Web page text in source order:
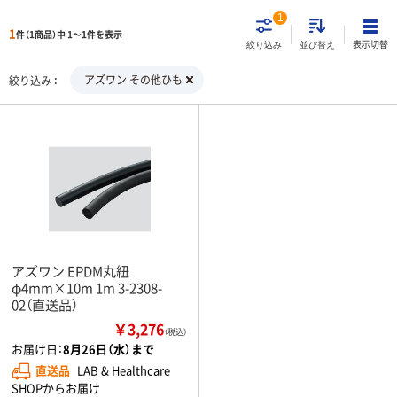
1件（1商品）中 1～1件を表示
絞り込み
1
並び替え 表示切替
絞り込み アズワン その他ひも
アズワン EPDM丸紐
φ4mm×10m 1m 3-2308-
02（直送品）
￥3,276（税込）
お届け日：8月26日（水）まで
直送品 LAB & Healthcare
SHOPからお届け